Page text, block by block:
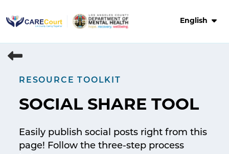
to
English
RESOURCE TOOLKIT
SOCIAL SHARE TOOL
Easily publish social posts right from this
page! Follow the three-step process